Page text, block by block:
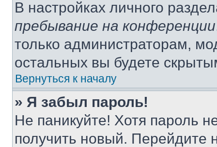
В настройках личного
пребывание на конференции
только администраторам,
остальных вы будете
Вернуться к началу
» Я забыл пароль!
Не паникуйте! Хотя пароль
получить новый. Перейдите